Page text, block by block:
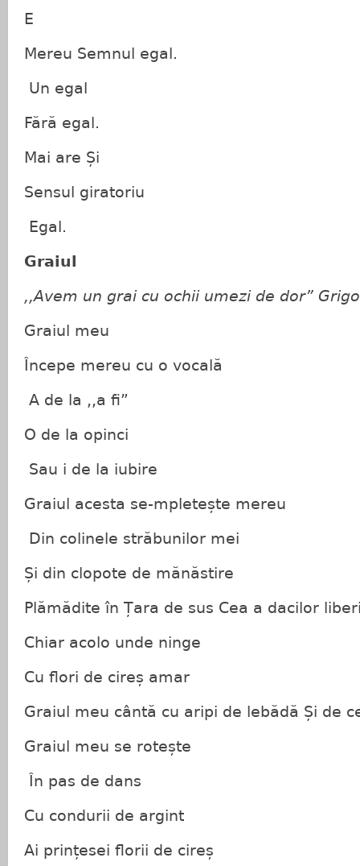
E
Mereu Semnul egal.
Un egal
Fără egal.
Mai are Și
Sensul giratoriu
Egal.
Graiul
,,Avem un grai cu ochii umezi de dor”
Graiul meu
Începe mereu cu o vocală
A de la ,,a fi”
O de la opinci
Sau i de la iubire
Graiul acesta se-mpletește mereu
Din colinele străbunilor mei
Și din clopote de mănăstire
Plămădite în Țara de sus Cea a dacilor
Chiar acolo unde ninge
Cu flori de cireș amar
Graiul meu cântă cu aripi de lebădă Și de
Graiul meu se rotește
În pas de dans
Cu condurii de argint
Ai prințesei florii de cireș